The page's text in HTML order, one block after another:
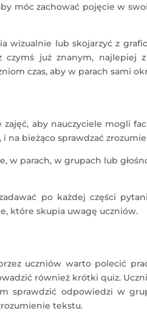
móc zachować pojęcie w
wizualnie lub skojarzyć z
już znanym, najlepiej
czas, aby w parach sami
aby nauczyciele mogli
na bieżąco sprawdzać
w parach, w grupach lub
po każdej części
które skupia uwagę uczniów.
uczniów warto polecić
również krótki quiz.
sprawdzić odpowiedzi w
tekstu.